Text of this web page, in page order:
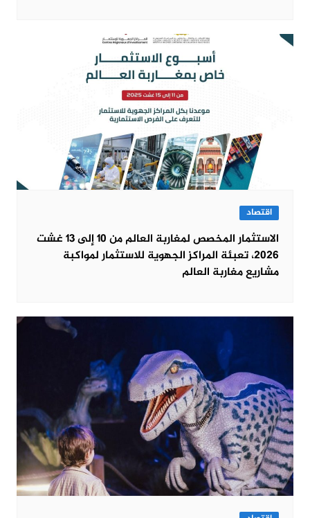
اقتصاد
الاستثمار المخصص لمغاربة العالم من 10 إلى 13 غشت
2026، تعبئة المراكز الجهوية للاستثمار لمواكبة
مشاريع مغاربة العالم